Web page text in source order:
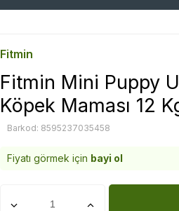
Fitmin
Fitmin Mini Puppy
Köpek Maması 12
Barkod: 8595237035458
Fiyatı görmek için bayi ol